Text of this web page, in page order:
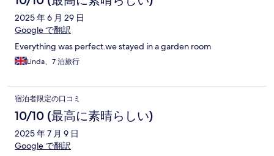
2025 年 6 月 29 日
Google で翻訳
Everything was perfect.we stayed in a garden room
Linda、7 泊旅行
宿泊者限定の口コミ
10/10 (最高に素晴らしい)
2025 年 7 月 9 日
Google で翻訳